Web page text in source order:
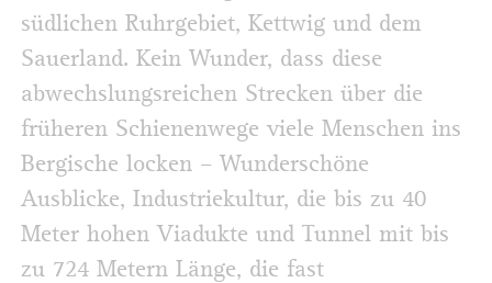
südlichen Ruhrgebiet, Kettwig und dem
Sauerland. Kein Wunder, dass diese
abwechslungsreichen Strecken über die
früheren Schienenwege viele Menschen ins
Bergische locken – Wunderschöne
Ausblicke, Industriekultur, die bis zu 40
Meter hohen Viadukte und Tunnel mit bis
zu 724 Metern Länge, die fast